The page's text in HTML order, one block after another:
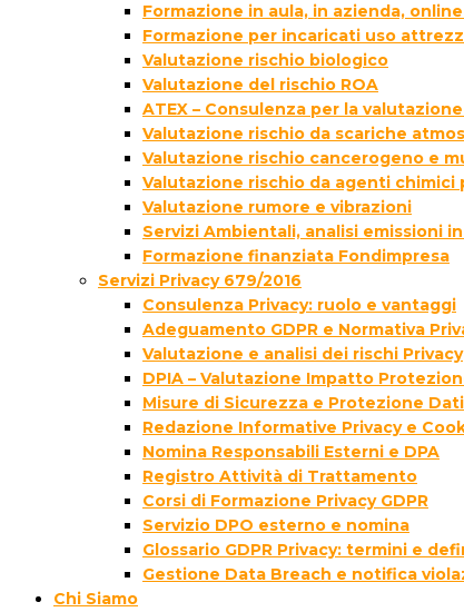
Formazione in aula, in azienda,
Formazione per incaricati uso
Valutazione rischio biologico
Valutazione del rischio ROA
ATEX – Consulenza per la
Valutazione rischio da scariche
Valutazione rischio cancerogeno e
Valutazione rischio da agenti chimici
Valutazione rumore e vibrazioni
Servizi Ambientali, analisi emissioni
Formazione finanziata Fondimpresa
Servizi Privacy 679/2016
Consulenza Privacy: ruolo e vantaggi
Adeguamento GDPR e Normativa
Valutazione e analisi dei rischi Privacy
DPIA – Valutazione Impatto
Misure di Sicurezza e Protezione Dati
Redazione Informative Privacy e
Nomina Responsabili Esterni e DPA
Registro Attività di Trattamento
Corsi di Formazione Privacy GDPR
Servizio DPO esterno e nomina
Glossario GDPR Privacy: termini e
Gestione Data Breach e notifica
Chi Siamo